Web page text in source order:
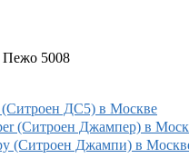
Пежо 5008
(Ситроен ДС5) в Москве
(Ситроен Джампер) в
(Ситроен Джампи) в